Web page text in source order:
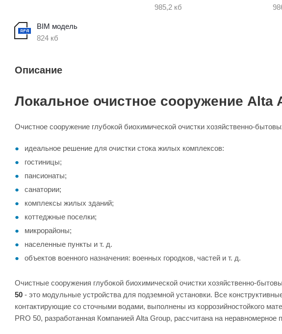
985,2 кб
BIM модель
824 кб
Описание
Локальное очистное сооружение Alta
Очистное сооружение глубокой биохимической очистки хозяйственно-
идеальное решение для очистки стока жилых комплексов:
гостиницы;
пансионаты;
санатории;
комплексы жилых зданий;
коттеджные поселки;
микрорайоны;
населенные пункты и т. д.
объектов военного назначения: военных городков, частей и т. д.
Очистные сооружения глубокой биохимической очистки хозяйственно-
50 - это модульные устройства для подземной установки. Все
контактирующие со сточными водами, выполнены из коррозийностойкого
PRO 50, разработанная Компанией Alta Group, рассчитана на неравномерное